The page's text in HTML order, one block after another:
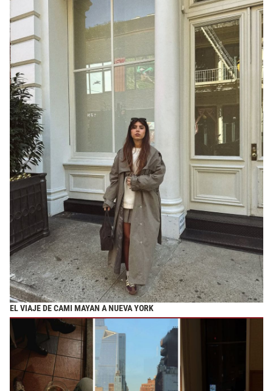
EL VIAJE DE CAMI MAYAN A NUEVA YORK